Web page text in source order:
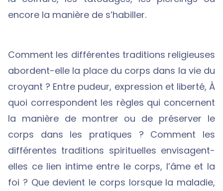
encore la manière de s’habiller.
Comment les différentes traditions religieuses
abordent-elle la place du corps dans la vie du
croyant ? Entre pudeur, expression et liberté, À
quoi correspondent les règles qui concernent
la manière de montrer ou de préserver le
corps dans les pratiques ? Comment les
différentes traditions spirituelles envisagent-
elles ce lien intime entre le corps, l’âme et la
foi ? Que devient le corps lorsque la maladie,